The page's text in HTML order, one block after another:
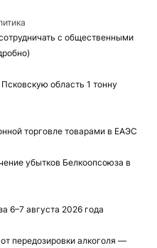
с общественными
область 1 тонну
торговле товарами в ЕАЭС
убытков Белкоопсоюза в
6–7 августа 2026 года
передозировки алкоголя —